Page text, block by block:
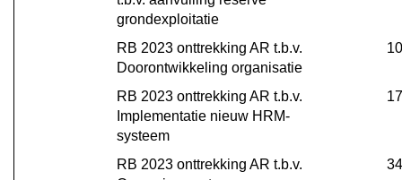
grondexploitatie
RB 2023 onttrekking AR t.b.v.
Doorontwikkeling organisatie
RB 2023 onttrekking AR t.b.v.
Implementatie nieuw HRM-
systeem
RB 2023 onttrekking AR t.b.v.